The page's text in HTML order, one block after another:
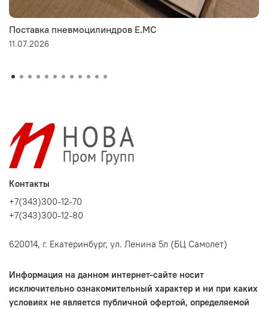
Поставка пневмоцилиндров E.MC
11.07.2026
Контакты
+7(343)300-12-70
+7(343)300-12-80
620014, г. Екатеринбург, ул. Ленина 5л (БЦ Самолет)
Информация на данном интернет-сайте носит
исключительно ознакомительный характер и ни при каких
условиях не является публичной офертой, определяемой